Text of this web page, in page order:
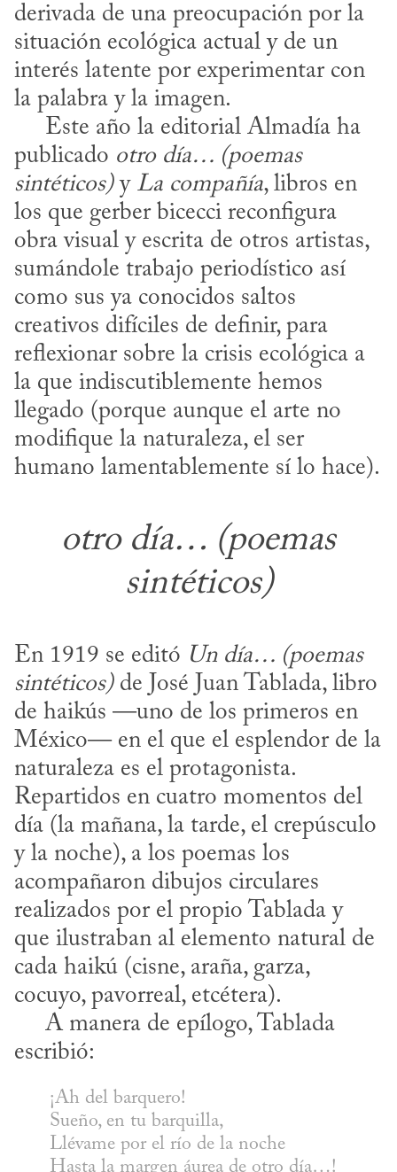
derivada de una preocupación por la
situación ecológica actual y de un
interés latente por experimentar con
la palabra y la imagen.
publicado otro día… (poemas
sintéticos) y La compañía, libros en
los que gerber bicecci reconfigura
obra visual y escrita de otros artistas,
sumándole trabajo periodístico así
como sus ya conocidos saltos
creativos difíciles de definir, para
reflexionar sobre la crisis ecológica a
la que indiscutiblemente hemos
llegado (porque aunque el arte no
modifique la naturaleza, el ser
humano lamentablemente sí lo hace).
otro día… (poemas
sintéticos)
En 1919 se editó Un día… (poemas
sintéticos) de José Juan Tablada, libro
de haikús —uno de los primeros en
México— en el que el esplendor de la
naturaleza es el protagonista.
Repartidos en cuatro momentos del
día (la mañana, la tarde, el crepúsculo
y la noche), a los poemas los
acompañaron dibujos circulares
realizados por el propio Tablada y
que ilustraban al elemento natural de
cada haikú (cisne, araña, garza,
cocuyo, pavorreal, etcétera).
escribió:
¡Ah del barquero!
Sueño, en tu barquilla,
Llévame por el río de la noche
Hasta la margen áurea de otro día…!